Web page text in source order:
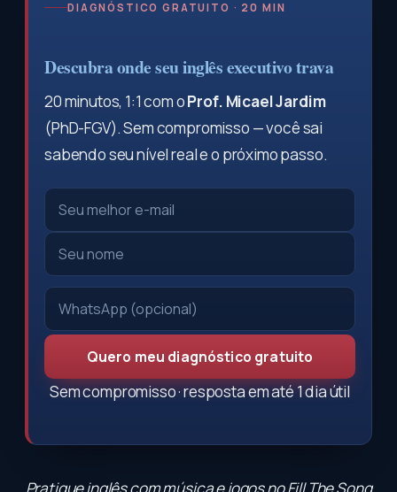
DIAGNÓSTICO GRATUITO · 20 MIN
Descubra onde seu inglês executivo trava
20 minutos, 1:1 com oProf. Micael Jardim
(PhD-FGV). Sem compromisso — você sai
sabendo seu nível real e o próximo passo.
Quero meu diagnóstico gratuito
Sem compromisso · resposta em até 1 dia útil